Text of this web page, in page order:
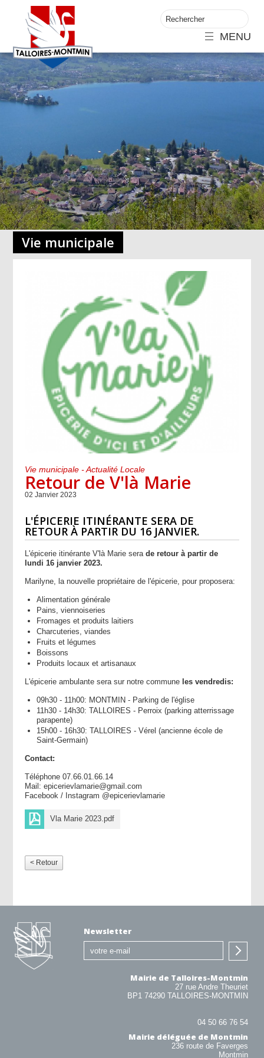
MENU
Vie municipale
Vie municipale - Actualité Locale
Retour de V'là Marie
02 Janvier 2023
L'ÉPICERIE ITINÉRANTE SERA DE
RETOUR À PARTIR DU 16 JANVIER.
L'épicerie itinérante V'là Marie serade retour à partir de
lundi 16 janvier 2023.
Marilyne, la nouvelle propriétaire de l'épicerie, pour proposera:
Alimentation générale
Pains, viennoiseries
Fromages et produits laitiers
Charcuteries, viandes
Fruits et légumes
Boissons
Produits locaux et artisanaux
L'épicerie ambulante sera sur notre commune les vendredis:
09h30 - 11h00: MONTMIN - Parking de l'église
11h30 - 14h30: TALLOIRES - Perroix (parking atterrissage
parapente)
15h00 - 16h30: TALLOIRES - Vérel (ancienne école de
Saint-Germain)
Contact:
Téléphone 07.66.01.66.14
Mail: epicerievlamarie@gmail.com
Facebook / Instagram @epicerievlamarie
Vla Marie 2023.pdf
< Retour
Newsletter
Mairie de Talloires-Montmin
27 rue Andre Theuriet
BP1 74290 TALLOIRES-MONTMIN
04 50 66 76 54
Mairie déléguée de Montmin
236 route de Faverges
Montmin